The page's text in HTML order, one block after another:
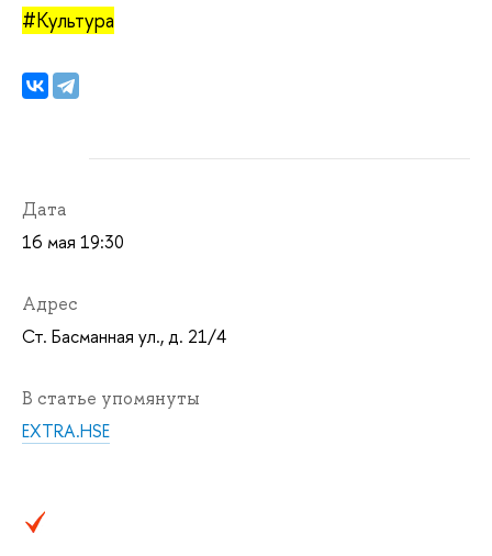
#Культура
Дата
16 мая 19:30
Адрес
Ст. Басманная ул., д. 21/4
В статье упомянуты
EXTRA.HSE